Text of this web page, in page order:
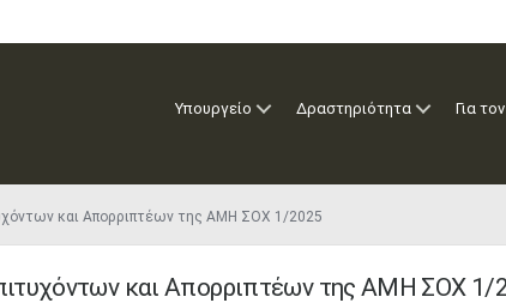
Υπουργείο Δραστηριότητα Για
και Απορριπτέων της ΑΜΗ ΣΟΧ 1/2025​
και Απορριπτέων της ΑΜΗ ΣΟΧ 1/